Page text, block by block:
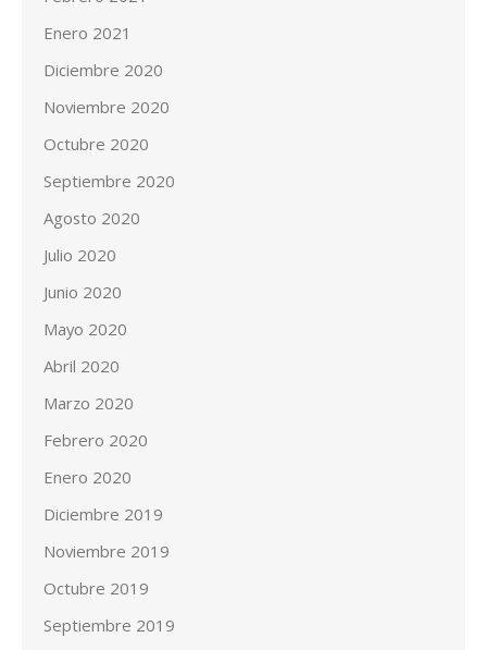
Enero 2021
Diciembre 2020
Noviembre 2020
Octubre 2020
Septiembre 2020
Agosto 2020
Julio 2020
Junio 2020
Mayo 2020
Abril 2020
Marzo 2020
Febrero 2020
Enero 2020
Diciembre 2019
Noviembre 2019
Octubre 2019
Septiembre 2019